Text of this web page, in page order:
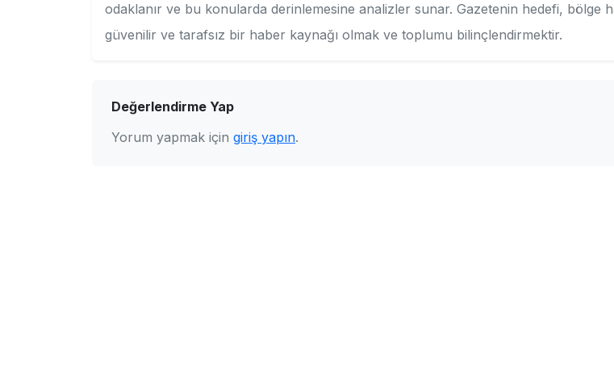
odaklanır ve bu konularda derinlemesine analizler sunar. Gazetenin hedefi, bölge
güvenilir ve tarafsız bir haber kaynağı olmak ve toplumu bilinçlendirmektir.
Değerlendirme Yap
Yorum yapmak için giriş yapın.